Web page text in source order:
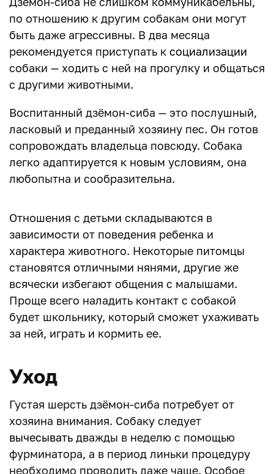
по отношению к другим собакам они могут
быть даже агрессивны. В два месяца
рекомендуется приступать к социализации
собаки — ходить с ней на прогулку и общаться
с другими животными.
Воспитанный дзёмон-сиба — это послушный,
ласковый и преданный хозяину пес. Он готов
сопровождать владельца повсюду. Собака
легко адаптируется к новым условиям, она
любопытна и сообразительна.
Отношения с детьми складываются в
зависимости от поведения ребенка и
характера животного. Некоторые питомцы
становятся отличными нянями, другие же
всячески избегают общения с малышами.
Проще всего наладить контакт с собакой
будет школьнику, который сможет ухаживать
за ней, играть и кормить ее.
Уход
Густая шерсть дзёмон-сиба потребует от
хозяина внимания. Собаку следует
вычесывать дважды в неделю с помощью
фурминатора, а в период линьки процедуру
необходимо проводить даже чаще. Особое